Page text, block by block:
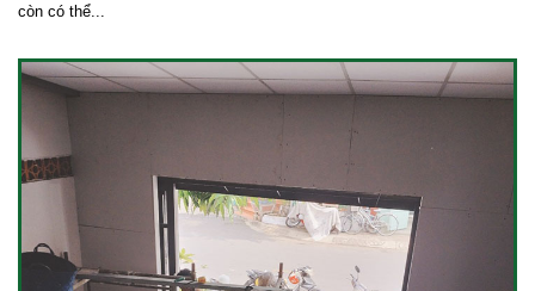
còn có thể...